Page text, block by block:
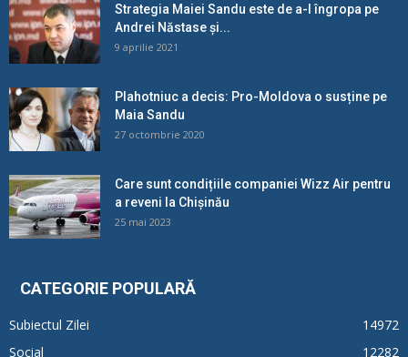
Strategia Maiei Sandu este de a-l îngropa pe
Andrei Năstase și...
9 aprilie 2021
Plahotniuc a decis: Pro-Moldova o susține pe
Maia Sandu
27 octombrie 2020
Care sunt condițiile companiei Wizz Air pentru
a reveni la Chișinău
25 mai 2023
CATEGORIE POPULARĂ
Subiectul Zilei
14972
Social
12282